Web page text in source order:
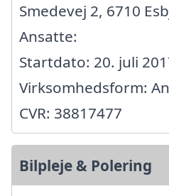
Smedevej 2, 6710
Ansatte:
Startdato: 20. juli
Virksomhedsform:
CVR: 38817477
Bilpleje & Polering